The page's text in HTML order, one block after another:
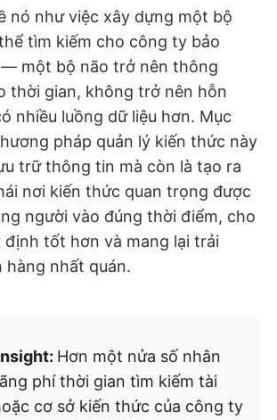
nó như việc xây dựng một bộ
tìm kiếm cho công ty bảo
— một bộ não trở nên thông
thời gian, không trở nên hỗn
nhiều luồng dữ liệu hơn. Mục
pháp quản lý kiến thức này
trữ thông tin mà còn là tạo ra
nơi kiến thức quan trọng được
người vào đúng thời điểm, cho
định tốt hơn và mang lại trải
hàng nhất quán.
Hơn một nửa số nhân
phí thời gian tìm kiếm tài
cơ sở kiến thức của công ty